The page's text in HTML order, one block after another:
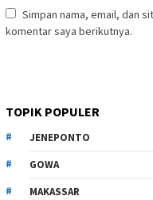
Simpan nama, email, dan
komentar saya berikutnya.
TOPIK POPULER
JENEPONTO
GOWA
MAKASSAR